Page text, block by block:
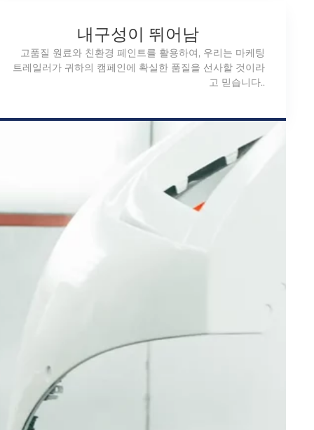
내구성이 뛰어남
고품질 원료와 친환경 페인트를 활용하여, 우리는 마케팅
트레일러가 귀하의 캠페인에 확실한 품질을 선사할 것이라
고 믿습니다..